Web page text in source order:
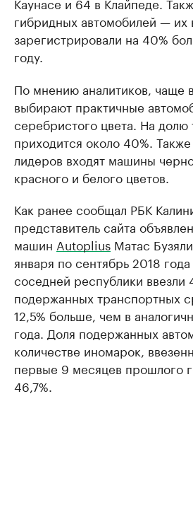
гибридных автомобилей — их
зарегистрировали на 40%
году.
По мнению аналитиков, чаще
выбирают практичные
серебристого цвета. На долю
приходится около 40%.
лидеров входят машины
красного и белого цветов.
Как ранее сообщал РБК
представитель сайта
машин Autoplius Матас
января по сентябрь 2018
соседней республики
подержанных транспортных
12,5% больше, чем в
года. Доля подержанных
количестве иномарок,
первые 9 месяцев прошлого
46,7%.